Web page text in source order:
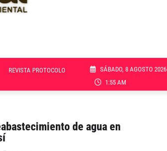
REVISTA PROTOCOLO
SÁBADO, 8 AGOSTO 2026
1:55 AM
de agua en